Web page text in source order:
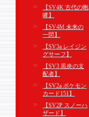
【SV4K 古代の咆
哮】
【SV4M 未来の
一閃】
【SV3a レイジン
グサーフ】
【SV3 黒炎の支
配者】
【SV2a ポケモン
カード151】
【SV2P スノーハ
ザード】